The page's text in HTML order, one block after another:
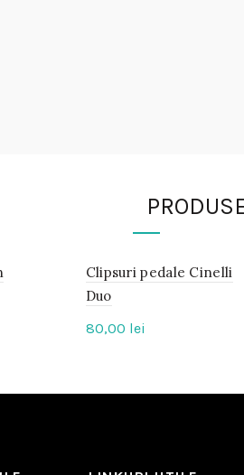
IN
STOC
Clipsuri pedale Cinelli
Duo
80,00 lei